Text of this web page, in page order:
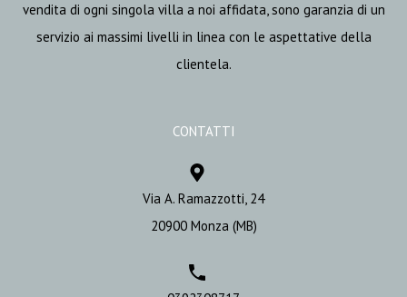
vendita di ogni singola villa a noi affidata, sono garanzia di un
servizio ai massimi livelli in linea con le aspettative della
clientela.
CONTATTI
Via A. Ramazzotti, 24
20900 Monza (MB)